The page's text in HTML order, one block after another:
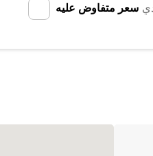
سعر متفاوض عليه